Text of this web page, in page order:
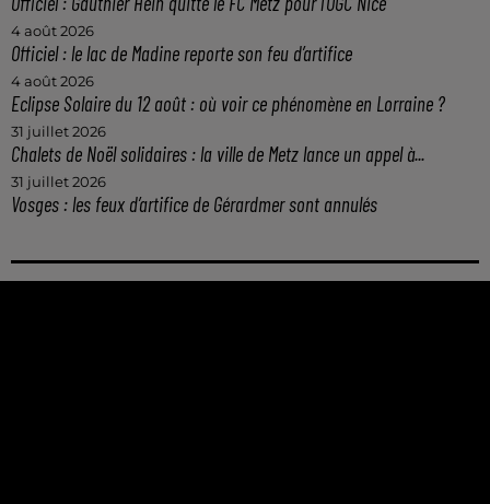
4 août 2026
Officiel : le lac de Madine reporte son feu d’artifice
4 août 2026
Eclipse Solaire du 12 août : où voir ce phénomène en Lorraine ?
31 juillet 2026
Chalets de Noël solidaires : la ville de Metz lance un appel à...
31 juillet 2026
Vosges : les feux d’artifice de Gérardmer sont annulés